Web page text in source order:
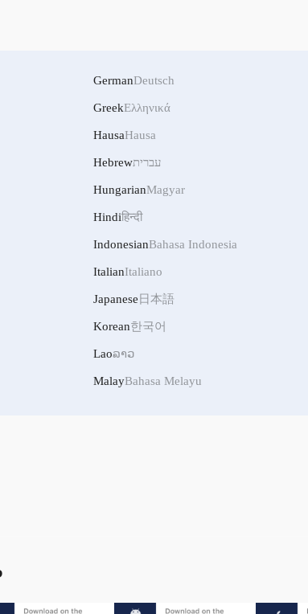
GermanDeutsch
GreekΕλληνικά
HausaHausa
Hebrewעברית
HungarianMagyar
Hindiहिन्दी
IndonesianBahasa Indonesia
ItalianItaliano
Japanese 日本語
Korean한국어
Laoລາວ
MalayBahasa Melayu